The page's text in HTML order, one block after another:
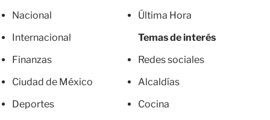
Nacional
Internacional
Finanzas
Ciudad de México
Deportes
Última Hora
Temas de interés
Redes sociales
Alcaldías
Cocina